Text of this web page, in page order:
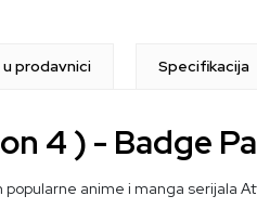
prodavnici Specifikacija
4 ) - Badge
anime i manga serijala